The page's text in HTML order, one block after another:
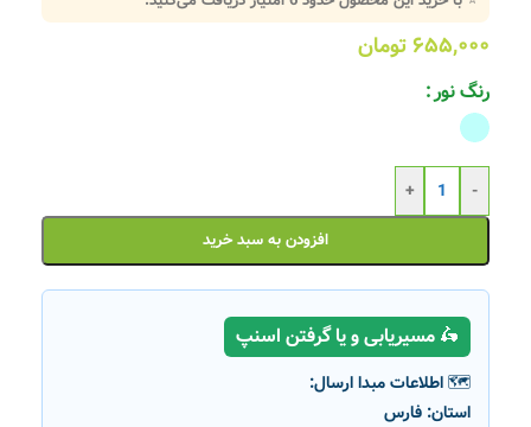
۶۵۵,۰۰۰تومان
رنگ نور
-
+
افزودن به سبد خرید
🛵 مسیریابی و یا گرفتن اسنپ
🗺️ اطلاعات مبدا ارسال:
استان: فارس